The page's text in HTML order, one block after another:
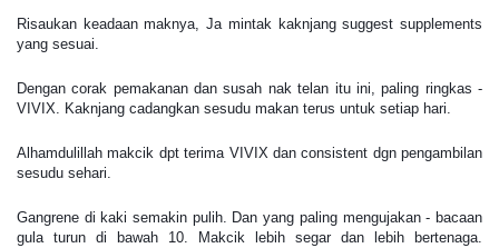
Risaukan keadaan maknya, Ja mintak kaknjang suggest supplements
yang sesuai.
Dengan corak pemakanan dan susah nak telan itu ini, paling ringkas -
VIVIX. Kaknjang cadangkan sesudu makan terus untuk setiap hari.
Alhamdulillah makcik dpt terima VIVIX dan consistent dgn pengambilan
sesudu sehari.
Gangrene di kaki semakin pulih. Dan yang paling mengujakan - bacaan
gula turun di bawah 10. Makcik lebih segar dan lebih bertenaga.